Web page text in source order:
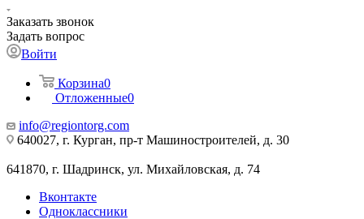
Заказать звонок
Задать вопрос
Войти
Корзина0
Отложенные0
info@regiontorg.com
640027, г. Курган, пр-т Машиностроителей, д. 30
641870, г. Шадринск, ул. Михайловская, д. 74
Вконтакте
Одноклассники